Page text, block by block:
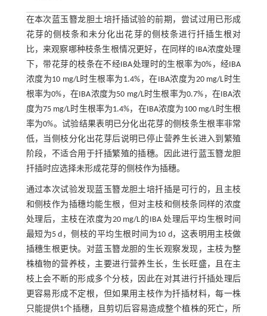
在本次蓝玉簪龙胆土培扦插试验的前期，尝试过用已形成
花芽的侧枝条和未分化出花芽的侧枝条进行扦插生根对
比，来观察哪种枝条生根情况更好，在同样的IBA浓度处理
下，带花芽的枝条在不经IBA处理时的生根率为0%，经IBA
浓度为10 mg/L时生根率为1.4%，在IBA浓度为20 mg/L时生
根率为0%，在IBA浓度为50 mg/L时生根率为0.7%，在IBA浓
度为75 mg/L时生根率为1.4%，在IBA浓度为100 mg/L时生根
率为0%。试验结果表明已分化出花芽的侧枝条生根率非常
低，当侧枝分化出花芽后说明已停止营养生长进入到繁殖
阶段，不适合用于扦插繁殖的插穗。因此进行蓝玉簪龙胆
扦插时应选择未形成花芽的侧枝作为插穗。
通过本次试验发现蓝玉簪龙胆土培扦插是可行的，且主枝
和侧枝作为插穗均能生根，但对主枝和侧枝条同样的浓度
处理后，主枝在浓度为20 mg/L的IBA 处理后平均生根时间
最短为5 d，侧枝的平均生根时间为10 d，这表明用主枝做
插穗生根更快。对蓝玉簪龙胆的生长观察发现，主枝为整
株植物的营养枝，主要进行营养生长，生长旺盛，且在主
枝上会不断的形成多个分枝，因此在对其进行扦插处理后
更容易形成不定根，但如果用主枝作为扦插材料，每一株
只能提供1个插穗，且剪切后容易造成整个植株的死亡，所